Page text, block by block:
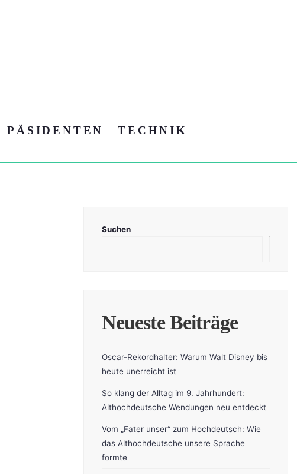
PÄSIDENTEN TECHNIK
Suchen
Neueste Beiträge
Oscar-Rekordhalter: Warum Walt Disney bis
heute unerreicht ist
So klang der Alltag im 9. Jahrhundert:
Althochdeutsche Wendungen neu entdeckt
Vom „Fater unser“ zum Hochdeutsch: Wie
das Althochdeutsche unsere Sprache
formte